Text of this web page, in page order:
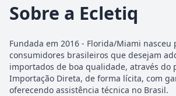
Sobre a Ecletiq
Fundada em 2016 - Florida/Miami nasceu
consumidores brasileiros que desejam
importados de boa qualidade, através do
Importação Direta, de forma lícita, com
oferecendo assistência técnica no Brasil.